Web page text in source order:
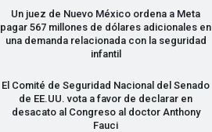
Un juez de Nuevo México ordena a Meta
pagar 567 millones de dólares adicionales en
una demanda relacionada con la seguridad
infantil
El Comité de Seguridad Nacional del Senado
de EE.UU. vota a favor de declarar en
desacato al Congreso al doctor Anthony
Fauci